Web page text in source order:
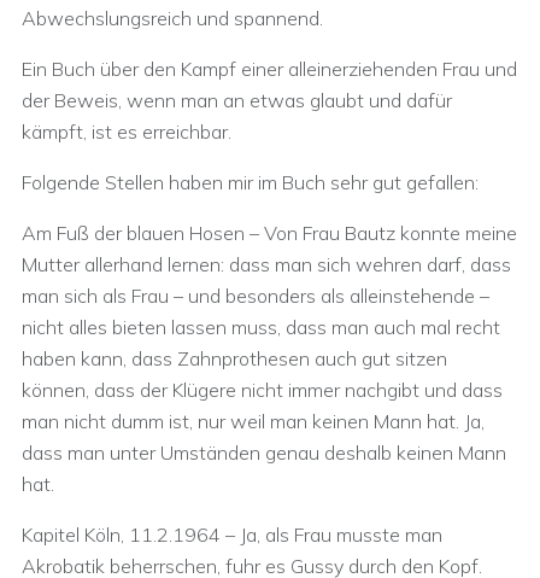
Abwechslungsreich und spannend.
Ein Buch über den Kampf einer alleinerziehenden Frau und
der Beweis, wenn man an etwas glaubt und dafür
kämpft, ist es erreichbar.
Folgende Stellen haben mir im Buch sehr gut gefallen:
Am Fuß der blauen Hosen – Von Frau Bautz konnte meine
Mutter allerhand lernen: dass man sich wehren darf, dass
man sich als Frau – und besonders als alleinstehende –
nicht alles bieten lassen muss, dass man auch mal recht
haben kann, dass Zahnprothesen auch gut sitzen
können, dass der Klügere nicht immer nachgibt und dass
man nicht dumm ist, nur weil man keinen Mann hat. Ja,
dass man unter Umständen genau deshalb keinen Mann
hat.
Kapitel Köln, 11.2.1964 – Ja, als Frau musste man
Akrobatik beherrschen, fuhr es Gussy durch den Kopf.